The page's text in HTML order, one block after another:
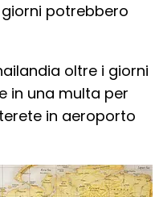
giorni potrebbero
oltre i giorni
in una multa per
in aeroporto